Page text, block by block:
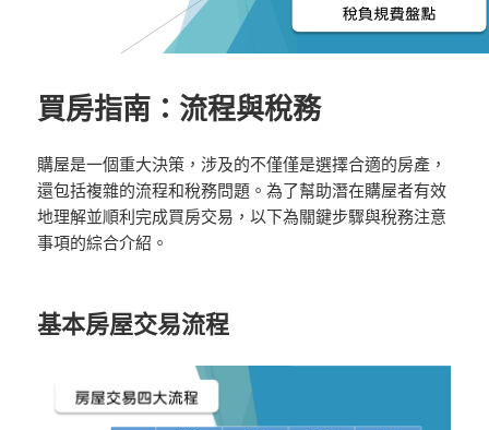
買房指南：流程與稅務
購屋是一個重大決策，涉及的不僅僅是選擇合適的房產，
還包括複雜的流程和稅務問題。為了幫助潛在購屋者有效
地理解並順利完成買房交易，以下為關鍵步驟與稅務注意
事項的綜合介紹。
基本房屋交易流程